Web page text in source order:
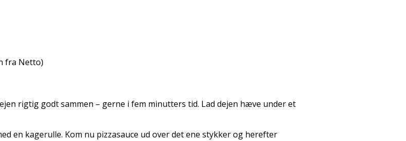
fra Netto)
rigtig godt sammen – gerne i fem minutters tid. Lad dejen hæve under et
en kagerulle. Kom nu pizzasauce ud over det ene stykker og herefter